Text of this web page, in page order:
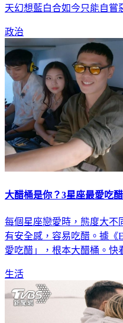
天幻想藍白合如今只能自嘗
政治
大醋桶是你？3星座最愛吃
每個星座戀愛時，態度大不
有安全感，容易吃醋。據《
愛吃醋」，根本大醋桶。快
生活